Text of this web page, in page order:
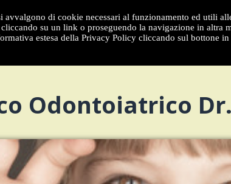
avvalgono di cookie necessari al funzionamento ed utili
su un link o proseguendo la navigazione in altra
estesa della Privacy Policy cliccando sul bottone
Odontoiatrico